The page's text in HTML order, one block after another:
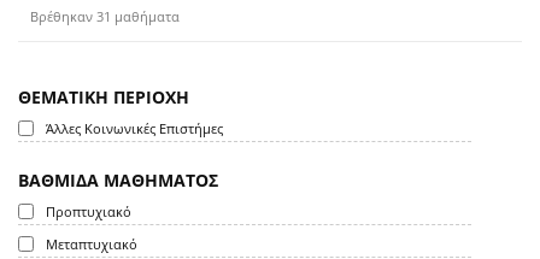
Βρέθηκαν 31 μαθήματα
ΘΕΜΑΤΙΚΗ ΠΕΡΙΟΧΗ
Άλλες Κοινωνικές Επιστήμες
ΒΑΘΜΙΔΑ ΜΑΘΗΜΑΤΟΣ
Προπτυχιακό
Μεταπτυχιακό